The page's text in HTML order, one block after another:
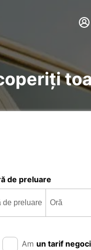
de preluare
Am un tarif